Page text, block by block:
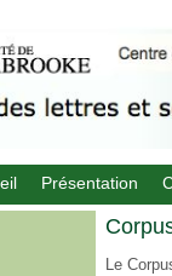
Présentation
Le